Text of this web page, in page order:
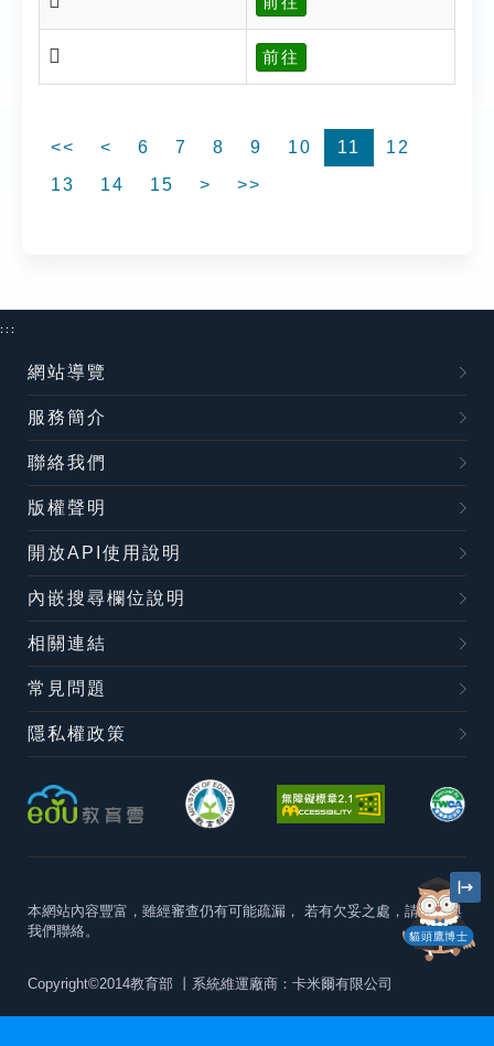
𠡌 前往
<< < 6 7 8 9 10 11
12
13
14 15 > >>
貓頭鷹博士
:::
網站導覽
服務簡介
聯絡我們
版權聲明
開放API使用說明
內嵌搜尋欄位說明
相關連結
常見問題
隱私權政策
本網站內容豐富，雖經審查仍有可能疏漏， 若有欠妥之處，請隨時與
我們聯絡。
Copyright©2014教育部 丨系統維運廠商：卡米爾有限公司